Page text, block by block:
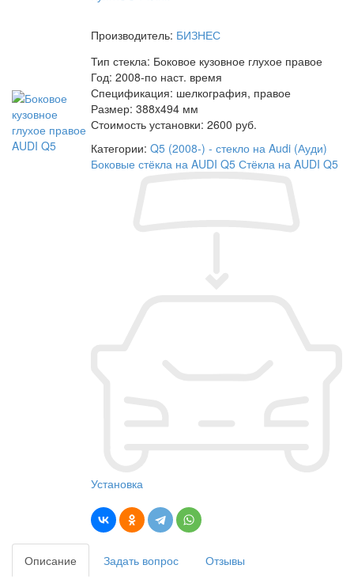
Производитель: БИЗНЕС
Тип стекла: Боковое кузовное глухое правое
Год: 2008-по наст. время
Спецификация: шелкография, правое
Размер: 388x494 мм
Стоимость установки: 2600 руб.
Категории: Q5 (2008-) - стекло на Audi (Ауди)
Боковые стёкла на AUDI Q5 Стёкла на AUDI Q5
Установка
Описание Задать вопрос Отзывы